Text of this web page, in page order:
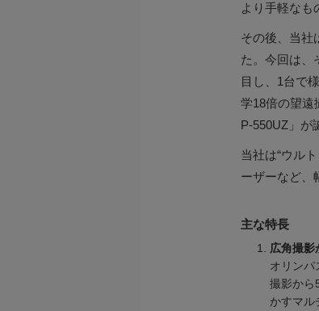
より手軽なも
その後、当社
た。今回は、
目し、1台で
学18倍の望遠
P-550UZ」が
当社は“ウル
ーザーなど、
主な特長
広角撮
オリンパ
撮影から
かすマル